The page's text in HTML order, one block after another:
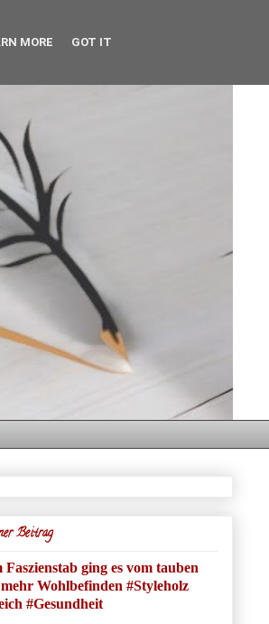
Beitrag
ging es vom tauben
Wohlbefinden #Styleholz
#Gesundheit
MORE GOT IT